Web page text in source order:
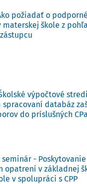
požiadať o podporné
škole z
Školské výpočtové
databáz
do príslušných
- Poskytovanie
opatrení v základnej
v spolupráci s CPP